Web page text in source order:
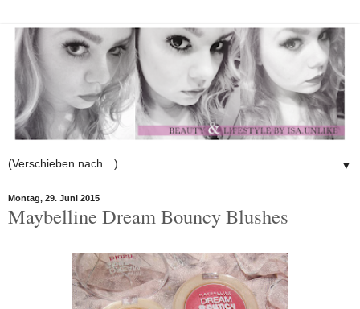
▼
Montag, 29. Juni 2015
Maybelline Dream Bouncy Blushes